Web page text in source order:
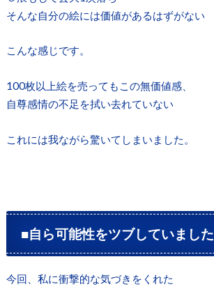
そんな自分の絵には価値があるはずがない
こんな感じです。
100枚以上絵を売ってもこの無価値感、
自尊感情の不足を拭い去れていない
これには我ながら驚いてしまいました。
■自ら可能性をツブしていました
今回、私に衝撃的な気づきをくれた